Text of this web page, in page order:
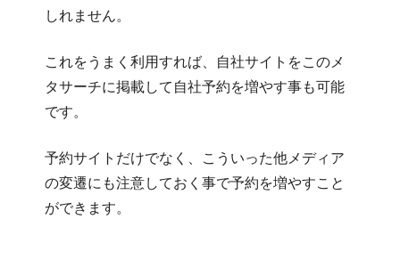
しれません。
これをうまく利用すれば、自社サイトをこのメ
タサーチに掲載して自社予約を増やす事も可能
です。
予約サイトだけでなく、こういった他メディア
の変遷にも注意しておく事で予約を増やすこと
ができます。